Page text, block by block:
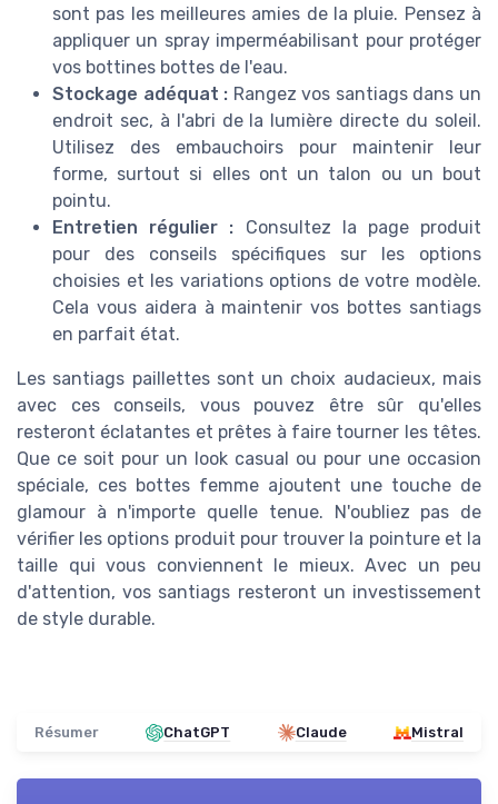
sont pas les meilleures amies de la pluie. Pensez à
appliquer un spray imperméabilisant pour protéger
vos bottines bottes de l'eau.
Stockage adéquat : Rangez vos santiags dans un
endroit sec, à l'abri de la lumière directe du soleil.
Utilisez des embauchoirs pour maintenir leur
forme, surtout si elles ont un talon ou un bout
pointu.
Entretien régulier : Consultez la page produit
pour des conseils spécifiques sur les options
choisies et les variations options de votre modèle.
Cela vous aidera à maintenir vos bottes santiags
en parfait état.
Les santiags paillettes sont un choix audacieux, mais
avec ces conseils, vous pouvez être sûr qu'elles
resteront éclatantes et prêtes à faire tourner les têtes.
Que ce soit pour un look casual ou pour une occasion
spéciale, ces bottes femme ajoutent une touche de
glamour à n'importe quelle tenue. N'oubliez pas de
vérifier les options produit pour trouver la pointure et la
taille qui vous conviennent le mieux. Avec un peu
d'attention, vos santiags resteront un investissement
de style durable.
Résumer ChatGPT Claude Mistral